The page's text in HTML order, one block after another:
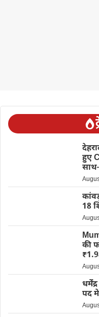
हुए
18
की
पद